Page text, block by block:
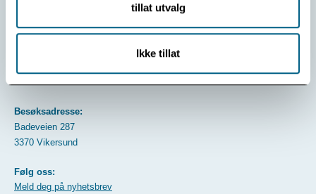
tillat utvalg
Ikke tillat
Besøksadresse:
Badeveien 287
3370 Vikersund
Følg oss:
Meld deg på nyhetsbrev